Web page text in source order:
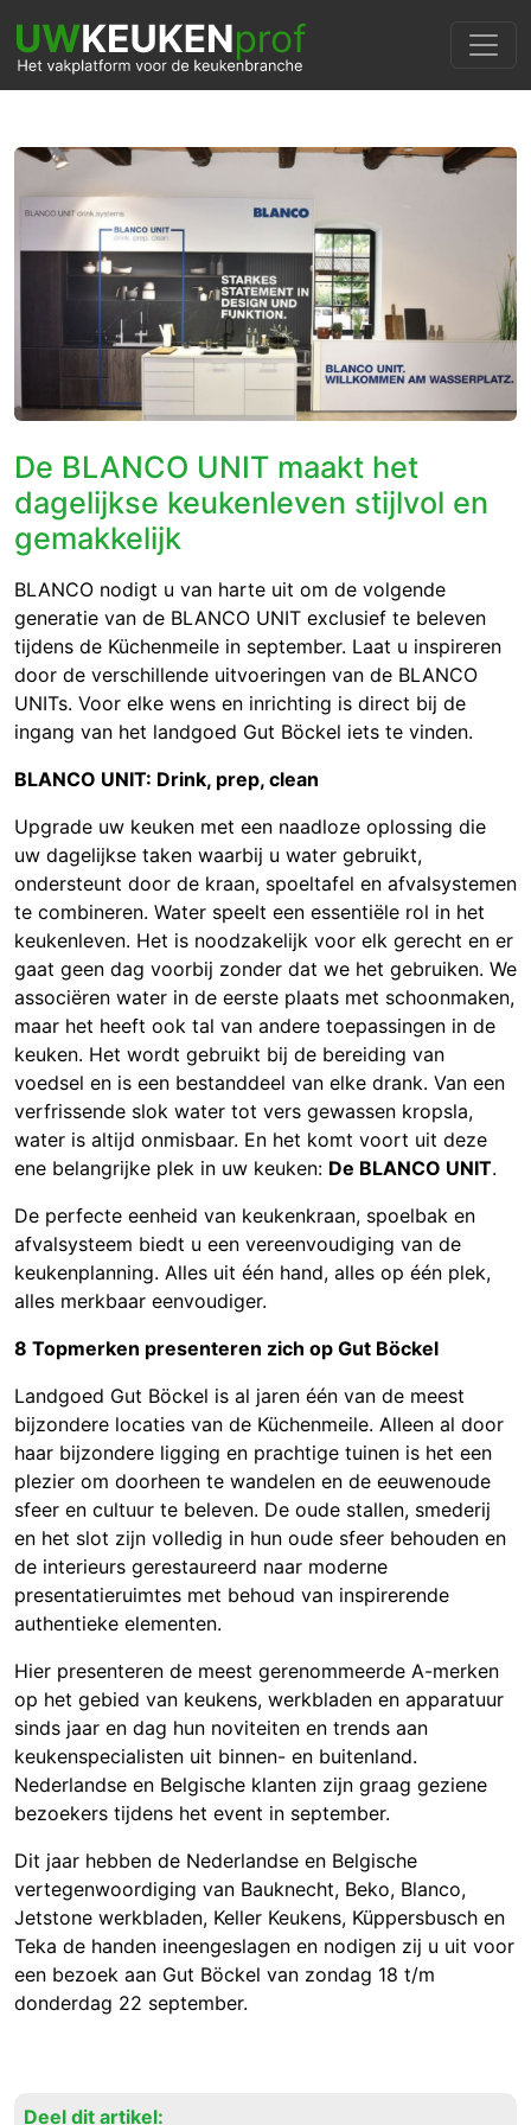
De BLANCO UNIT maakt het
dagelijkse keukenleven stijlvol en
gemakkelijk
BLANCO nodigt u van harte uit om de volgende
generatie van de BLANCO UNIT exclusief te beleven
tijdens de Küchenmeile in september. Laat u inspireren
door de verschillende uitvoeringen van de BLANCO
UNITs. Voor elke wens en inrichting is direct bij de
ingang van het landgoed Gut Böckel iets te vinden.
BLANCO UNIT: Drink, prep, clean
Upgrade uw keuken met een naadloze oplossing die
uw dagelijkse taken waarbij u water gebruikt,
ondersteunt door de kraan, spoeltafel en afvalsystemen
te combineren. Water speelt een essentiële rol in het
keukenleven. Het is noodzakelijk voor elk gerecht en er
gaat geen dag voorbij zonder dat we het gebruiken. We
associëren water in de eerste plaats met schoonmaken,
maar het heeft ook tal van andere toepassingen in de
keuken. Het wordt gebruikt bij de bereiding van
voedsel en is een bestanddeel van elke drank. Van een
verfrissende slok water tot vers gewassen kropsla,
water is altijd onmisbaar. En het komt voort uit deze
ene belangrijke plek in uw keuken: De BLANCO UNIT.
De perfecte eenheid van keukenkraan, spoelbak en
afvalsysteem biedt u een vereenvoudiging van de
keukenplanning. Alles uit één hand, alles op één plek,
alles merkbaar eenvoudiger.
8 Topmerken presenteren zich op Gut Böckel
Landgoed Gut Böckel is al jaren één van de meest
bijzondere locaties van de Küchenmeile. Alleen al door
haar bijzondere ligging en prachtige tuinen is het een
plezier om doorheen te wandelen en de eeuwenoude
sfeer en cultuur te beleven. De oude stallen, smederij
en het slot zijn volledig in hun oude sfeer behouden en
de interieurs gerestaureerd naar moderne
presentatieruimtes met behoud van inspirerende
authentieke elementen.
Hier presenteren de meest gerenommeerde A-merken
op het gebied van keukens, werkbladen en apparatuur
sinds jaar en dag hun noviteiten en trends aan
keukenspecialisten uit binnen- en buitenland.
Nederlandse en Belgische klanten zijn graag geziene
bezoekers tijdens het event in september.
Dit jaar hebben de Nederlandse en Belgische
vertegenwoordiging van Bauknecht, Beko, Blanco,
Jetstone werkbladen, Keller Keukens, Küppersbusch en
Teka de handen ineengeslagen en nodigen zij u uit voor
een bezoek aan Gut Böckel van zondag 18 t/m
donderdag 22 september.
Deel dit artikel: